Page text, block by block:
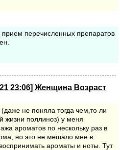
перечисленных препаратов
23:06] Женщина Возраст
не поняла тогда чем,то ли
жизни поллиноз) у меня
ароматов по нескольку раз в
но это не мешало мне в
ароматы и ноты. Тут